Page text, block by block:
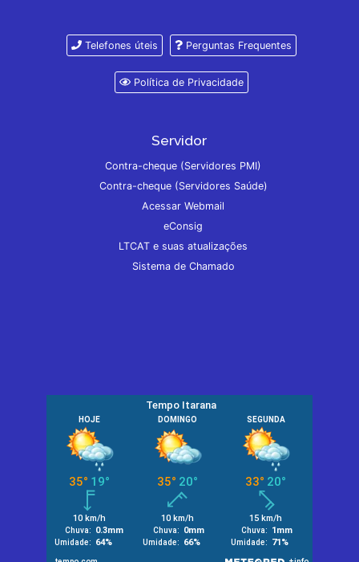
Telefones úteis Perguntas Frequentes
Política de Privacidade
Servidor
Contra-cheque (Servidores PMI)
Contra-cheque (Servidores Saúde)
Acessar Webmail
eConsig
LTCAT e suas atualizações
Sistema de Chamado